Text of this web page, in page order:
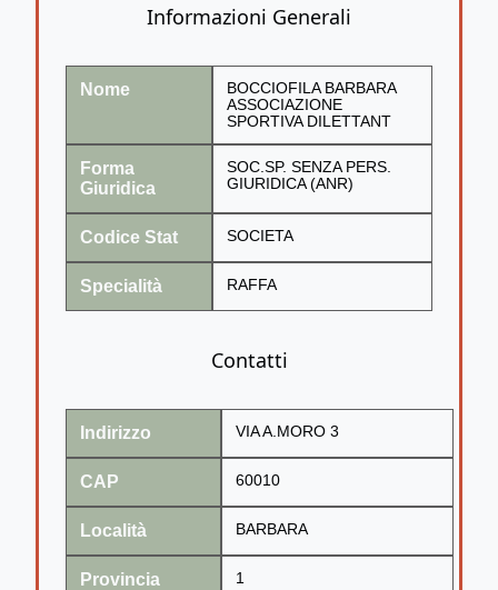
Informazioni Generali
Nome
BOCCIOFILA BARBARA
ASSOCIAZIONE
SPORTIVA DILETTANT
Forma
Giuridica
SOC.SP. SENZA PERS.
GIURIDICA (ANR)
Codice Stat SOCIETA
Specialità RAFFA
Contatti
Indirizzo VIA A.MORO 3
CAP 60010
Località BARBARA
Provincia 1